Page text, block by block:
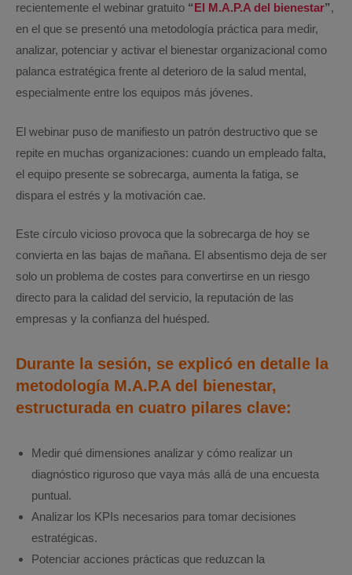
recientemente el webinar gratuito “El M.A.P.A del bienestar”,
en el que se presentó una metodología práctica para medir,
analizar, potenciar y activar el bienestar organizacional como
palanca estratégica frente al deterioro de la salud mental,
especialmente entre los equipos más jóvenes.
El webinar puso de manifiesto un patrón destructivo que se
repite en muchas organizaciones: cuando un empleado falta,
el equipo presente se sobrecarga, aumenta la fatiga, se
dispara el estrés y la motivación cae.
Este círculo vicioso provoca que la sobrecarga de hoy se
convierta en las bajas de mañana. El absentismo deja de ser
solo un problema de costes para convertirse en un riesgo
directo para la calidad del servicio, la reputación de las
empresas y la confianza del huésped.
Durante la sesión, se explicó en detalle la
metodología M.A.P.A del bienestar,
estructurada en cuatro pilares clave:
Medir qué dimensiones analizar y cómo realizar un
diagnóstico riguroso que vaya más allá de una encuesta
puntual.
Analizar los KPIs necesarios para tomar decisiones
estratégicas.
Potenciar acciones prácticas que reduzcan la